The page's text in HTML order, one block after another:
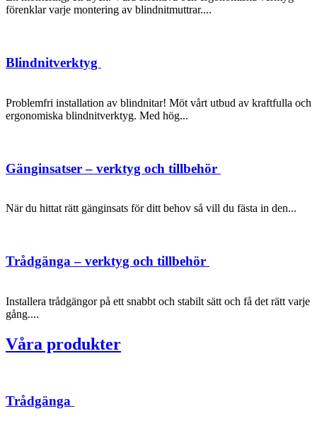
förenklar varje montering av blindnitmuttrar....
Blindnitverktyg
Problemfri installation av blindnitar! Möt vårt utbud av kraftfulla och
ergonomiska blindnitverktyg. Med hög...
Gänginsatser – verktyg och tillbehör
När du hittat rätt gänginsats för ditt behov så vill du fästa in den...
Trådgänga – verktyg och tillbehör
Installera trådgängor på ett snabbt och stabilt sätt och få det rätt varje
gång....
Våra produkter
Trådgänga